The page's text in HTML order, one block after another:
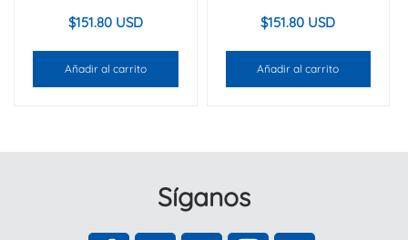
$151.80 USD
Añadir al carrito
$151.80 USD
Añadir al carrito
Síganos